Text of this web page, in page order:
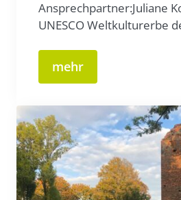
Ansprechpartner:Juliane
UNESCO Weltkulturerbe
mehr